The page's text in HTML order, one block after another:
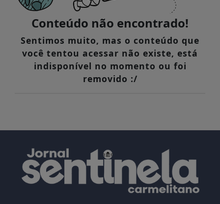
Conteúdo não encontrado!
Sentimos muito, mas o conteúdo que
você tentou acessar não existe, está
indisponível no momento ou foi
removido :/